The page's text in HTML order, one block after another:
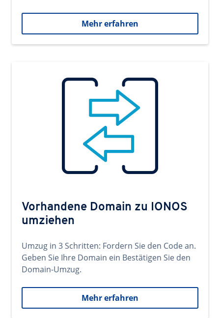
Mehr erfahren
Vorhandene Domain zu IONOS
umziehen
Umzug in 3 Schritten: Fordern Sie den Code an.
Geben Sie Ihre Domain ein Bestätigen Sie den
Domain-Umzug.
Mehr erfahren